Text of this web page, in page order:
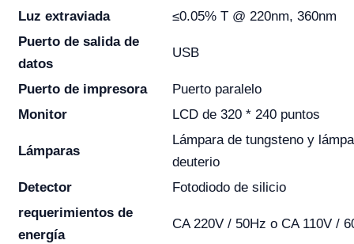
Luz extraviada
≤0.05% T @ 220nm, 360nm
Puerto de salida de
datos
USB
Puerto de impresora
Puerto paralelo
Monitor
LCD de 320 * 240 puntos
Lámparas
Lámpara de tungsteno y
deuterio
Detector
Fotodiodo de silicio
requerimientos de
energía
CA 220V / 50Hz o CA 110V /